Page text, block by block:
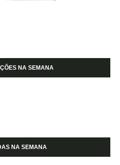
NA SEMANA
NA SEMANA